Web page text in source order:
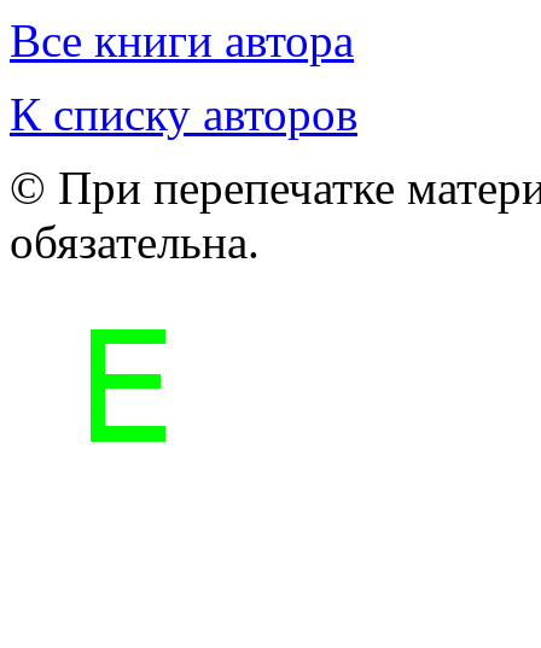
Все книги автора
К списку авторов
© При перепечатке
обязательна.